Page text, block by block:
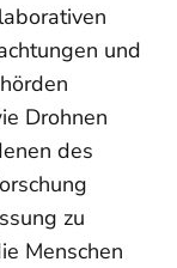
und
Drohnen
des
zu
Menschen